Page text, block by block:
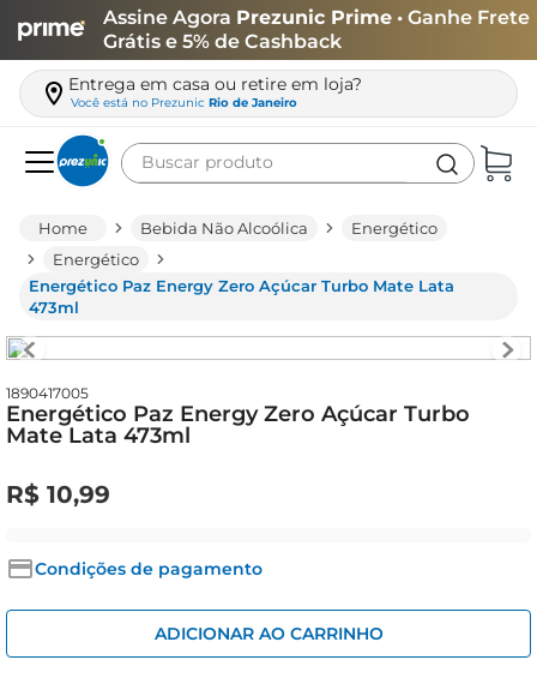
Assine Agora Prezunic Prime • Ganhe Frete
Grátis e 5% de Cashback
Entrega em casa ou retire em loja?
Você está no Prezunic Rio de Janeiro
Buscar produto
Bebida Não Alcoólica
Energético
Energético
Energético Paz Energy Zero Açúcar Turbo Mate Lata
473ml
1890417005
Energético Paz Energy Zero Açúcar Turbo
Mate Lata 473ml
R$ 10,99
Condições de pagamento
ADICIONAR AO CARRINHO
leite
biscoito
arroz
papel higiênico